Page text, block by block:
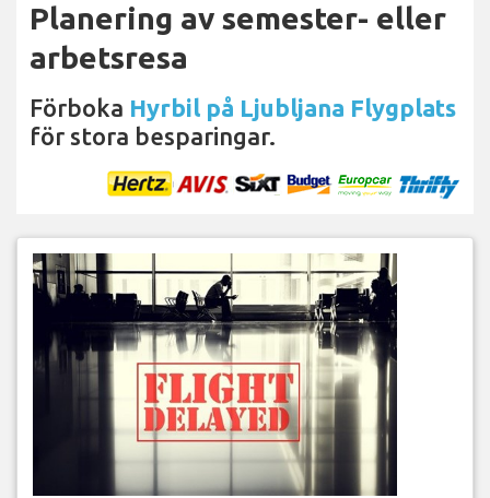
Planering av semester- eller
arbetsresa
Förboka Hyrbil på Ljubljana Flygplats
för stora besparingar.